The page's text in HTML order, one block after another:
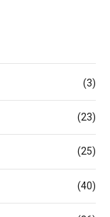
(3)
(23)
(25)
(40)